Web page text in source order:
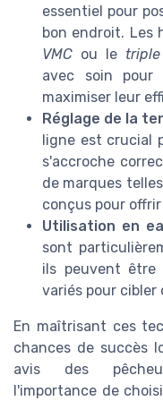
essentiel pour
bon endroit. Les
VMC ou le
avec soin pour
maximiser leur
Réglage de la
ligne est crucial
s'accroche
de marques
conçus pour
Utilisation en
sont
ils peuvent
variés pour cibler
En maîtrisant ces
chances de succès
avis des
l'importance de